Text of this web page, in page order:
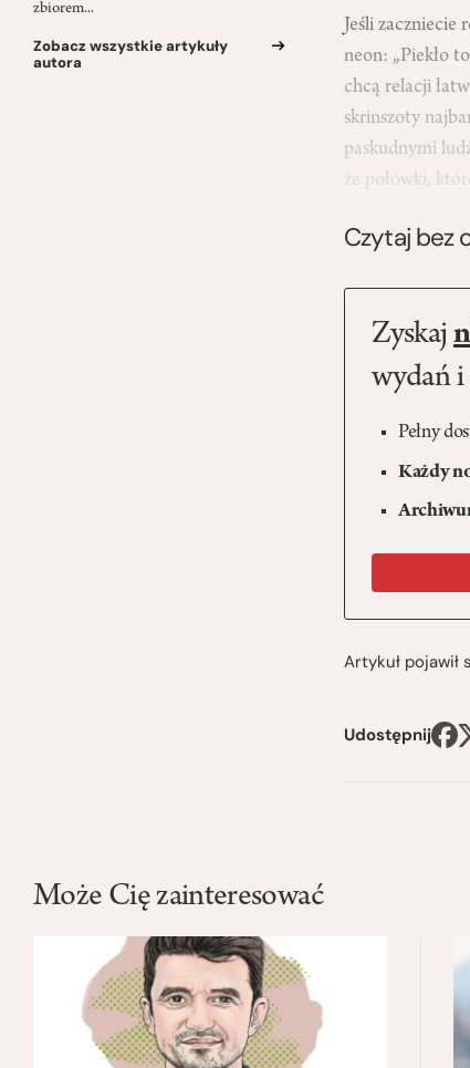
zbiorem...
Zobacz wszystkie artykuły
autora
Jeśli
neon: „Piekło
chcą relacji
skrinszoty
paskudnymi
że połówki,
Czytaj bez
Zyskaj
wydań
Pełny
Każdy
Artykuł
Udostępnij
Może Cię zainteresować